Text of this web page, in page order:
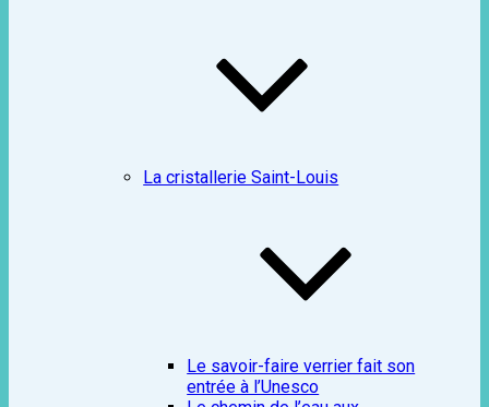
La cristallerie Saint-Louis
Le savoir-faire verrier fait son
entrée à l’Unesco